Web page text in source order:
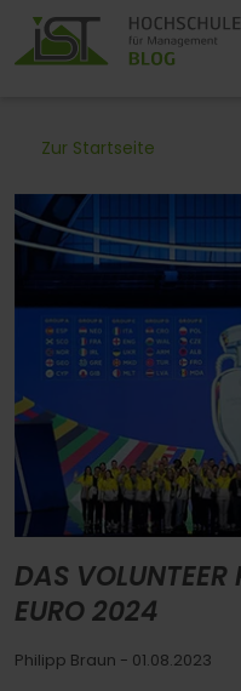
Zur Startseite
DAS
EURO 2024
Philipp Braun - 01.08.2023